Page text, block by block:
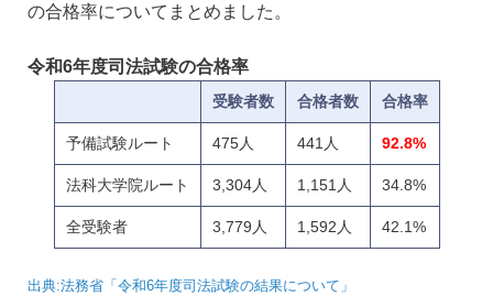
の合格率についてまとめました。
令和6年度司法試験の合格率
受験者数 合格者数 合格率
予備試験ルート 475人 441人 92.8%
法科大学院ルート 3,304人 1,151人 34.8%
全受験者 3,779人 1,592人 42.1%
出典:法務省「令和6年度司法試験の結果について」